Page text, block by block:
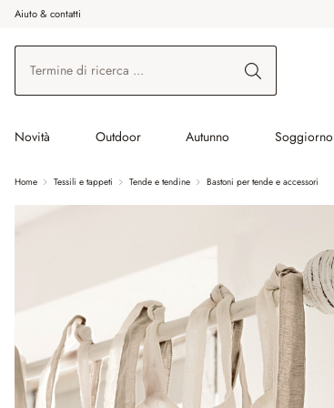
al contenuto principale
Vai alla ricerca
Vai alla navigazione principale
Aiuto & contatti
Novità Outdoor Autunno Soggiorno
Home Tessili e tappeti Tende e tendine Bastoni per tende e accessori